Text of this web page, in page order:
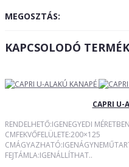
MEGOSZTÁS:
KAPCSOLODÓ
CAPRI U-
RENDELHETŐ:IGENEGYEDI
CMFEKVŐFELÜLETE:200×125
FEJTÁMLA:IGENÁLLÍTHAT..